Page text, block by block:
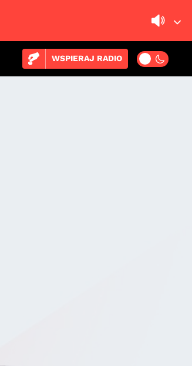
WSPIERAJ RADIO